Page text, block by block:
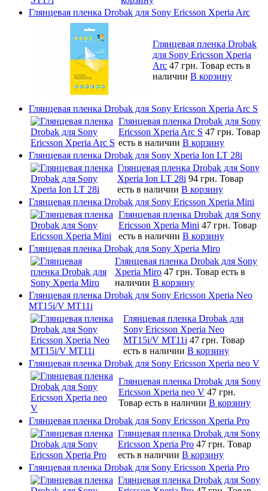
Глянцевая пленка Drobak для Sony Ericsson Xperia Arc
Глянцевая пленка Drobak
для Sony Ericsson Xperia
Arc 47 грн. Товар есть в
наличии В корзину
Глянцевая пленка Drobak для Sony Ericsson Xperia Arc S
Глянцевая пленка Drobak для Sony
Ericsson Xperia Arc S 47 грн. Товар
есть в наличии В корзину
Глянцевая пленка Drobak для Sony Xperia Ion LT 28i
Глянцевая пленка Drobak для Sony
Xperia Ion LT 28i 94 грн. Товар
есть в наличии В корзину
Глянцевая пленка Drobak для Sony Ericsson Xperia Mini
Глянцевая пленка Drobak для Sony
Ericsson Xperia Mini 47 грн. Товар
есть в наличии В корзину
Глянцевая пленка Drobak для Sony Xperia Miro
Глянцевая пленка Drobak для Sony
Xperia Miro 47 грн. Товар есть в
наличии В корзину
Глянцевая пленка Drobak для Sony Ericsson Xperia Neo
MT15i/V MT11i
Глянцевая пленка Drobak для
Sony Ericsson Xperia Neo
MT15i/V MT11i 47 грн. Товар
есть в наличии В корзину
Глянцевая пленка Drobak для Sony Ericsson Xperia neo V
Глянцевая пленка Drobak для Sony
Ericsson Xperia neo V 47 грн.
Товар есть в наличии В корзину
Глянцевая пленка Drobak для Sony Ericsson Xperia Pro
Глянцевая пленка Drobak для Sony
Ericsson Xperia Pro 47 грн. Товар
есть в наличии В корзину
Глянцевая пленка Drobak для Sony Ericsson Xperia Pro
Глянцевая пленка Drobak для Sony